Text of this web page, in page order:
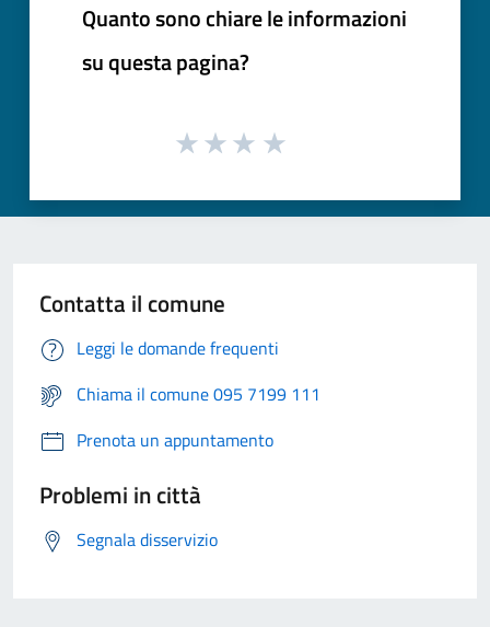
Quanto sono chiare le informazioni
su questa pagina?
Contatta il comune
Leggi le domande frequenti
Chiama il comune 095 7199 111
Prenota un appuntamento
Problemi in città
Segnala disservizio